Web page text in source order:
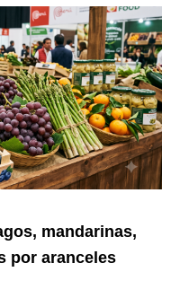
mandarinas,
por aranceles